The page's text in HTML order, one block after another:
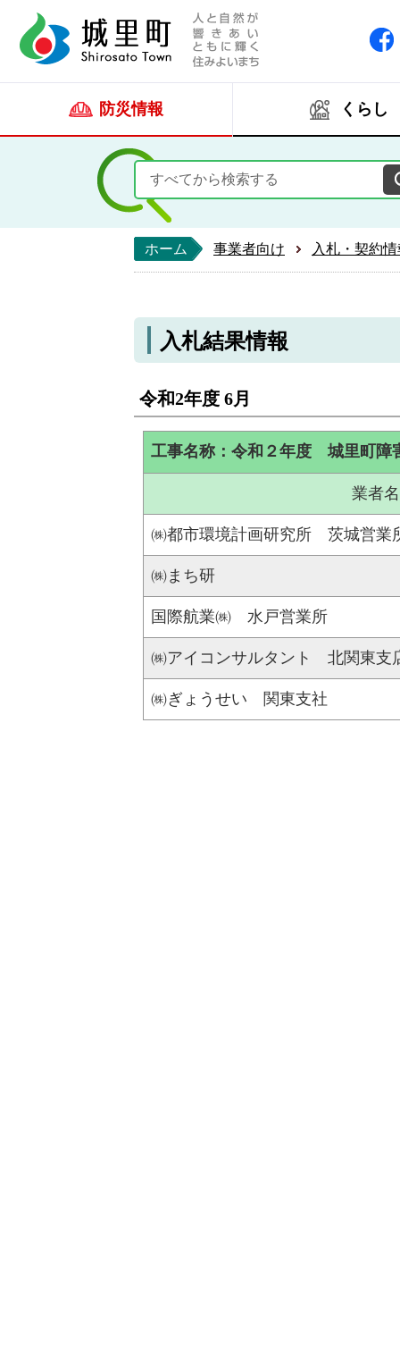
防災情報 くらし
ホーム 事業者向け 入札・契約
入札結果情報
令和2年度 6月
工事名称：令和２年度 城里町障
業者名
㈱都市環境計画研究所 茨城営業
㈱まち研
国際航業㈱ 水戸営業所
㈱アイコンサルタント 北関東支
㈱ぎょうせい 関東支社